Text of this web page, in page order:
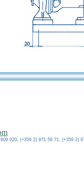
020, (+359 2) 971 56 71, (+359 2)